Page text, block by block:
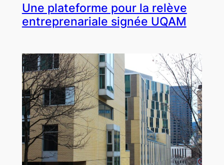
Une plateforme pour la relève
entreprenariale signée UQAM